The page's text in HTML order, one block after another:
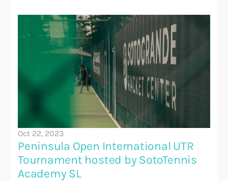
Oct 22, 2023
Peninsula Open International UTR
Tournament hosted by SotoTennis
Academy SL